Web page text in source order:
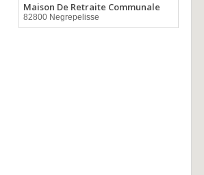
Maison De Retraite Communale
82800 Negrepelisse